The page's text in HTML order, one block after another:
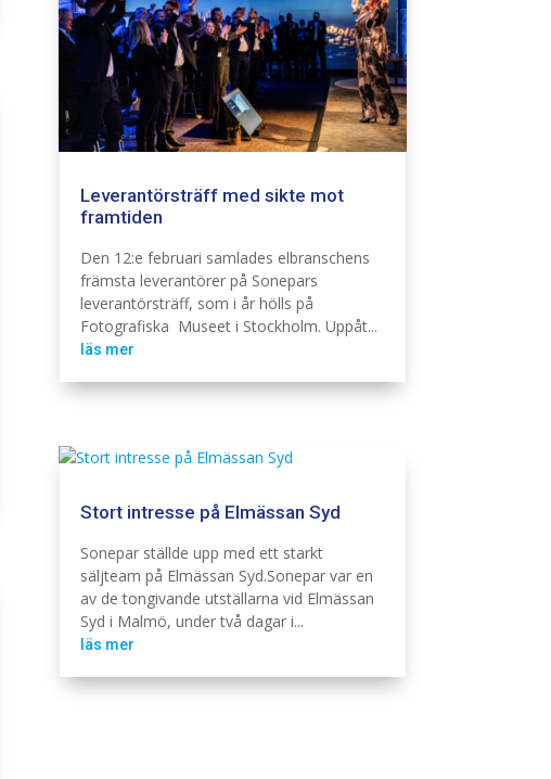
Leverantörsträff med sikte mot
framtiden
Den 12:e februari samlades elbranschens
främsta leverantörer på Sonepars
leverantörsträff, som i år hölls på
Fotografiska Museet i Stockholm. Uppåt...
läs mer
Stort intresse på Elmässan Syd
Sonepar ställde upp med ett starkt
säljteam på Elmässan Syd.Sonepar var en
av de tongivande utställarna vid Elmässan
Syd i Malmö, under två dagar i...
läs mer